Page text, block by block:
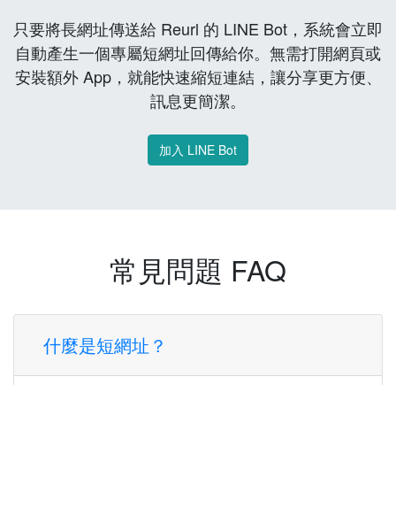
只要將長網址傳送給 Reurl 的 LINE Bot，系統會立即
自動產生一個專屬短網址回傳給你。無需打開網頁或
安裝額外 App，就能快速縮短連結，讓分享更方便、
訊息更簡潔。
加入 LINE Bot
常見問題 FAQ
什麼是短網址？